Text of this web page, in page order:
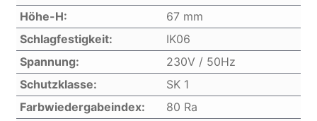
Höhe-H:
67 mm
Schlagfestigkeit:
IK06
Spannung:
230V / 50Hz
Schutzklasse:
SK 1
Farbwiedergabeindex:
80 Ra